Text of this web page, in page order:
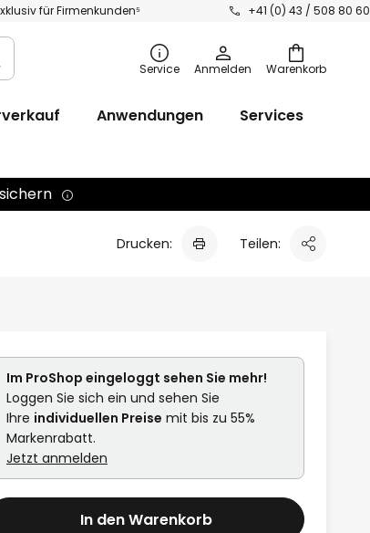
für Firmenkunden⁵ +41 (0) 43 / 508 80 60
Warenkorb
Service Anmelden
Anwendungen
Services
Drucken: Teilen:
Im ProShop eingeloggt sehen Sie mehr!
Loggen Sie sich ein und sehen Sie
Ihre individuellen Preise mit bis zu 55%
Markenrabatt.
Jetzt anmelden
In den Warenkorb